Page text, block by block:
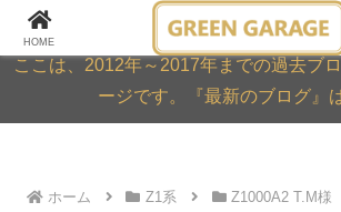
GREEN GARAGE ARCHIVE
ここは、2012年～2017年までの過去ブ
ージです。『最新のブログ』
ホーム Z1系 Z1000A2 T.M様
HOME